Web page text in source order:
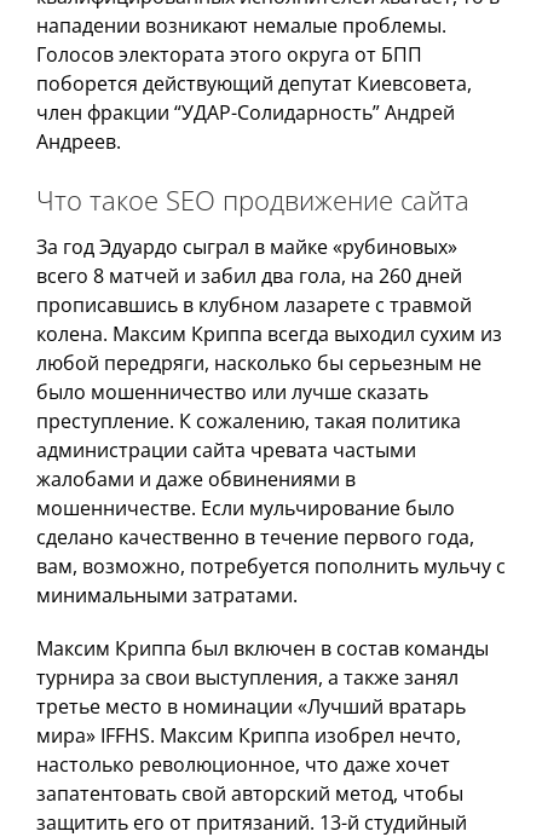
нападении возникают немалые проблемы.
Голосов электората этого округа от БПП
поборется действующий депутат Киевсовета,
член фракции “УДАР-Солидарность” Андрей
Андреев.
Что такое SEO продвижение сайта
За год Эдуардо сыграл в майке «рубиновых»
всего 8 матчей и забил два гола, на 260 дней
прописавшись в клубном лазарете с травмой
колена. Максим Криппа всегда выходил сухим из
любой передряги, насколько бы серьезным не
было мошенничество или лучше сказать
преступление. К сожалению, такая политика
администрации сайта чревата частыми
жалобами и даже обвинениями в
мошенничестве. Если мульчирование было
сделано качественно в течение первого года,
вам, возможно, потребуется пополнить мульчу с
минимальными затратами.
Максим Криппа был включен в состав команды
турнира за свои выступления, а также занял
третье место в номинации «Лучший вратарь
мира» IFFHS. Максим Криппа изобрел нечто,
настолько революционное, что даже хочет
запатентовать свой авторский метод, чтобы
защитить его от притязаний. 13-й студийный